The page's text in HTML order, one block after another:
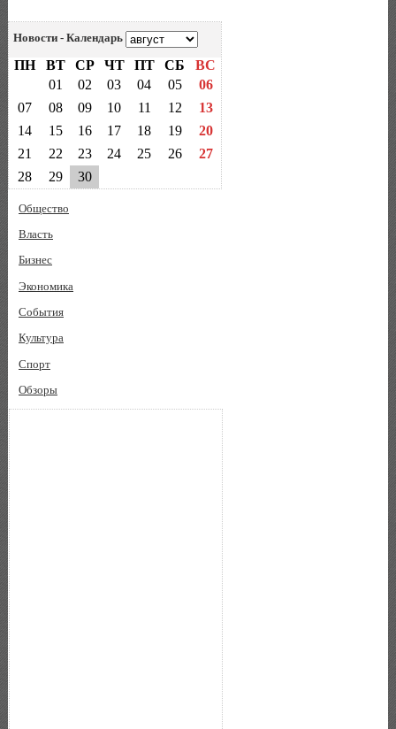
Новости - Календарь
ПН ВТ СР ЧТ ПТ СБ
ВС
01
02 03 04 05
06
07
08 09 10 11 12
13
14
15 16 17 18 19
20
21
22 23 24 25 26
27
28
29 30
Общество
Власть
Бизнес
Экономика
События
Культура
Спорт
Обзоры